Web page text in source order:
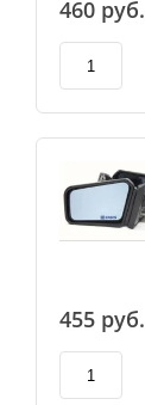
460 руб.
455 руб.